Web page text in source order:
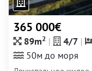
365 000€
89m2 4/7
50м до моря